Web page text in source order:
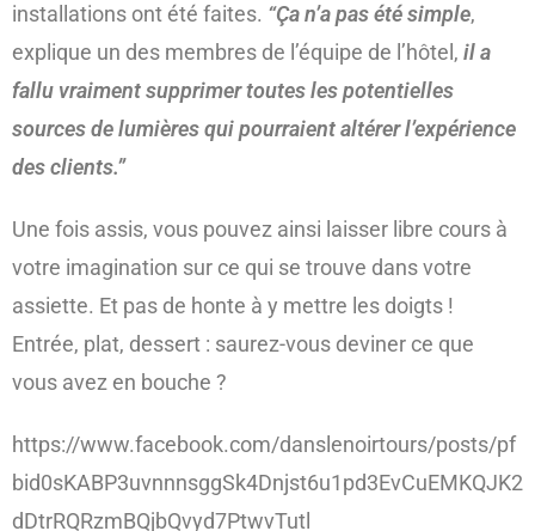
installations ont été faites. “Ça n’a pas été simple,
explique un des membres de l’équipe de l’hôtel, il a
fallu vraiment supprimer toutes les potentielles
sources de lumières qui pourraient altérer l’expérience
des clients.”
Une fois assis, vous pouvez ainsi laisser libre cours à
votre imagination sur ce qui se trouve dans votre
assiette. Et pas de honte à y mettre les doigts !
Entrée, plat, dessert : saurez-vous deviner ce que
vous avez en bouche ?
https://www.facebook.com/danslenoirtours/posts/pf
bid0sKABP3uvnnnsggSk4Dnjst6u1pd3EvCuEMKQJK2
dDtrRQRzmBQjbQvyd7PtwvTutl